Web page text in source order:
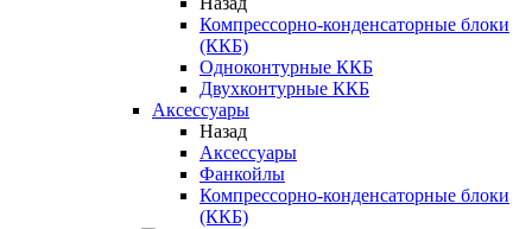
Компрессорно-конденсаторные блоки
(ККБ)
Одноконтурные ККБ
Двухконтурные ККБ
Аксессуары
Назад
Аксессуары
Фанкойлы
Компрессорно-конденсаторные блоки
(ККБ)